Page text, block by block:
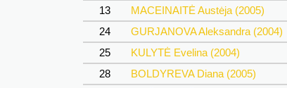
13
MACEINAITĖ Austėja (2005)
24
GURJANOVA Aleksandra (2004)
25
KULYTĖ Evelina (2004)
28
BOLDYREVA Diana (2005)